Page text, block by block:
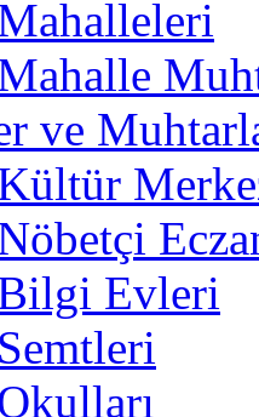
ve
Evleri